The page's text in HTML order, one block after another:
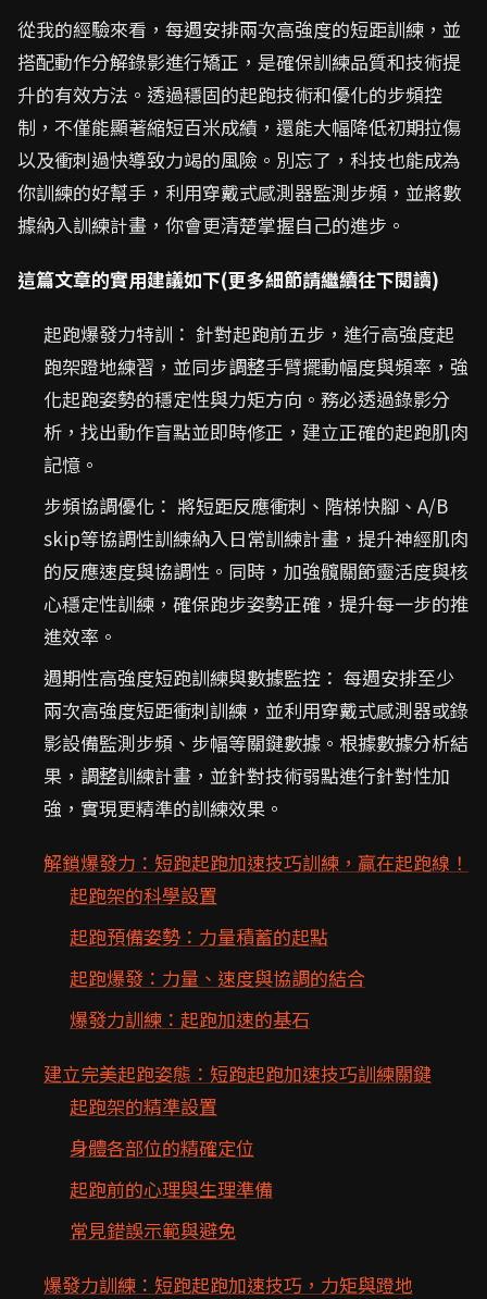
從我的經驗來看，每週安排兩次高強度的短距訓練，並
搭配動作分解錄影進行矯正，是確保訓練品質和技術提
升的有效方法。透過穩固的起跑技術和優化的步頻控
制，不僅能顯著縮短百米成績，還能大幅降低初期拉傷
以及衝刺過快導致力竭的風險。別忘了，科技也能成為
你訓練的好幫手，利用穿戴式感測器監測步頻，並將數
據納入訓練計畫，你會更清楚掌握自己的進步。
這篇文章的實用建議如下(更多細節請繼續往下閱讀)
起跑爆發力特訓： 針對起跑前五步，進行高強度起
跑架蹬地練習，並同步調整手臂擺動幅度與頻率，強
化起跑姿勢的穩定性與力矩方向。務必透過錄影分
析，找出動作盲點並即時修正，建立正確的起跑肌肉
記憶。
步頻協調優化： 將短距反應衝刺、階梯快腳、A/B
skip等協調性訓練納入日常訓練計畫，提升神經肌肉
的反應速度與協調性。同時，加強髖關節靈活度與核
心穩定性訓練，確保跑步姿勢正確，提升每一步的推
進效率。
週期性高強度短跑訓練與數據監控： 每週安排至少
兩次高強度短距衝刺訓練，並利用穿戴式感測器或錄
影設備監測步頻、步幅等關鍵數據。根據數據分析結
果，調整訓練計畫，並針對技術弱點進行針對性加
強，實現更精準的訓練效果。
解鎖爆發力：短跑起跑加速技巧訓練，贏在起跑線！
起跑架的科學設置
起跑預備姿勢：力量積蓄的起點
起跑爆發：力量、速度與協調的結合
爆發力訓練：起跑加速的基石
建立完美起跑姿態：短跑起跑加速技巧訓練關鍵
起跑架的精準設置
身體各部位的精確定位
起跑前的心理與生理準備
常見錯誤示範與避免
爆發力訓練：短跑起跑加速技巧，力矩與蹬地